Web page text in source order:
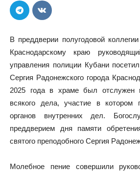
В преддверии полугодовой
Краснодарскому краю
управления полиции Кубани
Сергия Радонежского города
2025 года в храме был отслужен
всякого дела, участие в котором
органов внутренних дел.
преддверием дня памяти
святого преподобного Сергия
Молебное пение совершили